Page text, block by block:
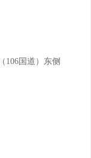
106国道）东侧